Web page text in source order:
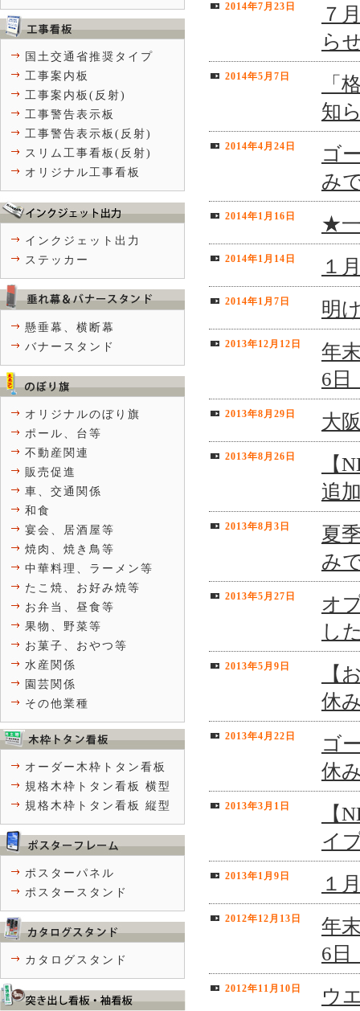
2014年7月23日
７
ら
2014年5月7日
「
知
2014年4月24日
ゴ
み
2014年1月16日 ★
2014年1月14日 １
2014年1月7日 明
2013年12月12日
年
6日
2013年8月29日 大
2013年8月26日
【
追
2013年8月3日
夏
み
2013年5月27日
オ
し
2013年5月9日
【
休
2013年4月22日
ゴ
休
2013年3月1日
【
イ
2013年1月9日 １
2012年12月13日
年
6日
2012年11月10日
ウ
国土交通省推奨タイプ
工事案内板
工事案内板(反射)
工事警告表示板
工事警告表示板(反射)
スリム工事看板(反射)
オリジナル工事看板
インクジェット出力
ステッカー
懸垂幕、横断幕
バナースタンド
オリジナルのぼり旗
ポール、台等
不動産関連
販売促進
車、交通関係
和食
宴会、居酒屋等
焼肉、焼き鳥等
中華料理、ラーメン等
たこ焼、お好み焼等
お弁当、昼食等
果物、野菜等
お菓子、おやつ等
水産関係
園芸関係
その他業種
オーダー木枠トタン看板
規格木枠トタン看板 横型
規格木枠トタン看板 縦型
ポスターパネル
ポスタースタンド
カタログスタンド